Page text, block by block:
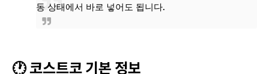
동 상태에서 바로 넣어도 됩니다.
🕐 코스트코 기본 정보